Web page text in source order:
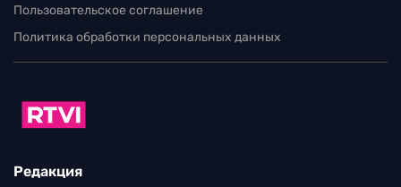
Пользовательское соглашение
Политика обработки персональных данных
Редакция